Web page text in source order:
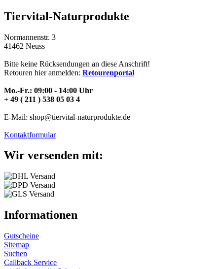
Tiervital-Naturprodukte
Normannenstr. 3
41462 Neuss
Bitte keine Rücksendungen an diese Anschrift!
Retouren hier anmelden: Retourenportal
Mo.-Fr.: 09:00 - 14:00 Uhr
+ 49 ( 211 ) 538 05 03 4
E-Mail: shop@tiervital-naturprodukte.de
Kontaktformular
Wir versenden mit:
Informationen
Gutscheine
Sitemap
Suchen
Callback Service